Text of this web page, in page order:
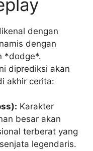
dengan
dengan
*dodge*.
diprediksi akan
akhir cerita:
Karakter
besar akan
terberat yang
legendaris.